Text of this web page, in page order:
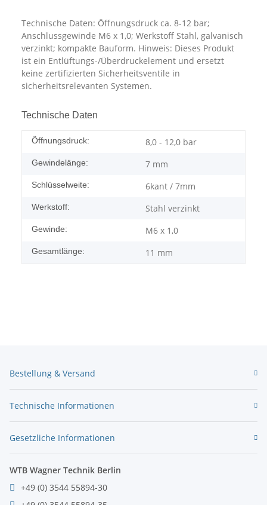
Technische Daten: Öffnungsdruck ca. 8-12 bar;
Anschlussgewinde M6 x 1,0; Werkstoff Stahl, galvanisch
verzinkt; kompakte Bauform. Hinweis: Dieses Produkt
ist ein Entlüftungs-/Überdruckelement und ersetzt
keine zertifizierten Sicherheitsventile in
sicherheitsrelevanten Systemen.
Technische Daten
Öffnungsdruck: 8,0 - 12,0 bar
Gewindelänge: 7 mm
Schlüsselweite: 6kant / 7mm
Werkstoff: Stahl verzinkt
Gewinde: M6 x 1,0
Gesamtlänge: 11 mm
Bestellung & Versand
Technische Informationen
Gesetzliche Informationen
WTB Wagner Technik Berlin
+49 (0) 3544 55894-30